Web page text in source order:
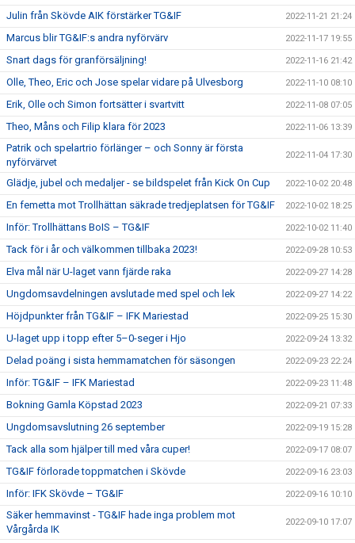
Julin från Skövde AIK förstärker TG&IF 2022-11-21 21:24
Marcus blir TG&IF:s andra nyförvärv 2022-11-17 19:55
Snart dags för granförsäljning! 2022-11-16 21:42
Olle, Theo, Eric och Jose spelar vidare på Ulvesborg 2022-11-10 08:10
Erik, Olle och Simon fortsätter i svartvitt 2022-11-08 07:05
Theo, Måns och Filip klara för 2023 2022-11-06 13:39
Patrik och spelartrio förlänger – och Sonny är första
nyförvärvet
2022-11-04 17:30
Glädje, jubel och medaljer - se bildspelet från Kick On Cup 2022-10-02 20:48
En femetta mot Trollhättan säkrade tredjeplatsen för TG&IF 2022-10-02 18:25
Inför: Trollhättans BoIS – TG&IF 2022-10-02 11:40
Tack för i år och välkommen tillbaka 2023! 2022-09-28 10:53
Elva mål när U-laget vann fjärde raka 2022-09-27 14:28
Ungdomsavdelningen avslutade med spel och lek 2022-09-27 14:22
Höjdpunkter från TG&IF – IFK Mariestad 2022-09-25 15:30
U-laget upp i topp efter 5–0-seger i Hjo 2022-09-24 13:32
Delad poäng i sista hemmamatchen för säsongen 2022-09-23 22:24
Inför: TG&IF – IFK Mariestad 2022-09-23 11:48
Bokning Gamla Köpstad 2023 2022-09-21 07:33
Ungdomsavslutning 26 september 2022-09-19 15:28
Tack alla som hjälper till med våra cuper! 2022-09-17 08:07
TG&IF förlorade toppmatchen i Skövde 2022-09-16 23:03
Inför: IFK Skövde – TG&IF 2022-09-16 10:10
Säker hemmavinst - TG&IF hade inga problem mot
Vårgårda IK
2022-09-10 17:07